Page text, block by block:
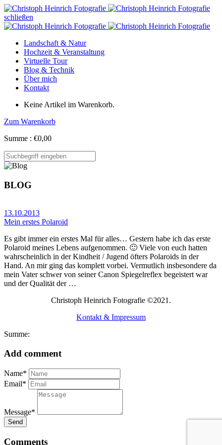
schließen
Landschaft & Natur
Hochzeit & Veranstaltung
Virtuelle Tour
Blog & Technik
Über mich
Kontakt
Keine Artikel im Warenkorb.
Zum Warenkorb
Summe : €0,00
BLOG
13.10.2013
Mein erstes Polaroid
Es gibt immer ein erstes Mal für alles… Gestern habe ich das erste
Polaroid meines Lebens aufgenommen. 🙂 Viele von euch hatten
wahrscheinlich in der Kindheit / Jugend öfters Polaroids in der
Hand. An mir ging das komplett vorbei. Vermutlich insbesondere da
mein Vater schwer von seiner Canon Spiegelreflex begeistert war
und der Qualität der …
Christoph Heinrich Fotografie ©2021.
Kontakt & Impressum
Summe:
Add comment
Name*
Email*
Message*
Send
Comments